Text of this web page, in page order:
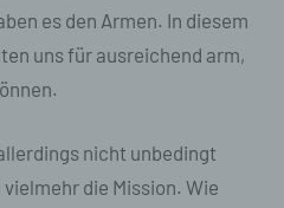
es den Armen. In diesem
uns für ausreichend arm,
nicht unbedingt
die Mission. Wie